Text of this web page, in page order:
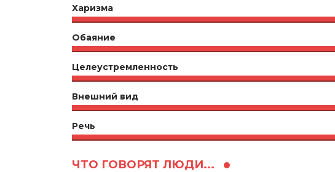
Харизма
Обаяние
Целеустремленность
Внешний вид
Речь
ЧТО ГОВОРЯТ ЛЮДИ...